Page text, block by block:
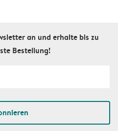
an und erhalte bis zu
Bestellung!